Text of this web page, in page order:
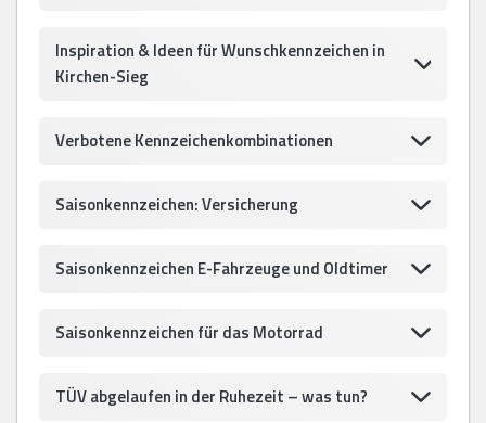
Inspiration & Ideen für Wunschkennzeichen in
Kirchen-Sieg
Verbotene Kennzeichenkombinationen
Saisonkennzeichen: Versicherung
Saisonkennzeichen E-Fahrzeuge und Oldtimer
Saisonkennzeichen für das Motorrad
TÜV abgelaufen in der Ruhezeit – was tun?